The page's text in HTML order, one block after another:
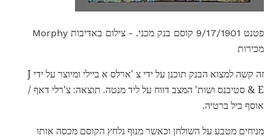
פטנט 9/17/1901 קוסם בנק מכני. - צילום באדיבות Morphy
מכירות
זה קשה למצוא הבנק תוכנן על ידי צ 'ארלס א ביילי ומיוצר על ידי J
& E סטיבנס ושות' המצב דווח על ליד מנטה. תוצאה: צ'רלי דאף /
אוסף ביל ברטיה.
מניחים מטבע על השולחן וכאשר מנוף נלחץ הקוסם מכסה אותו